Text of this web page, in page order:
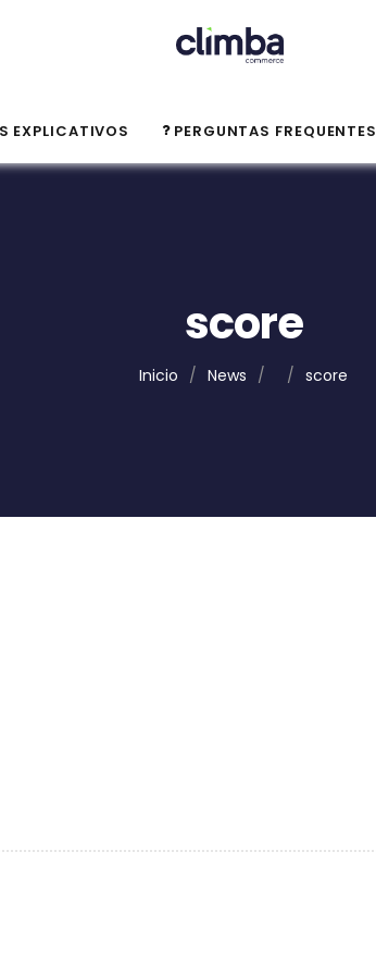
EXPLICATIVOS PERGUNTAS FREQUENTES
score
Inicio / News / / score